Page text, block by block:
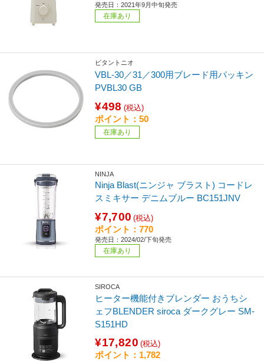
発売日：2021年9月中旬発売
在庫あり
ビタントニオ
VBL-30／31／300用ブレード用パッキン
PVBL30 GB
¥498 (税込)
ポイント：50
在庫あり
NINJA
Ninja Blast(ニンジャ ブラスト) コードレ
スミキサー デニムブルー BC151JNV
¥7,700 (税込)
ポイント：770
発売日：2024/02/下旬発売
在庫あり
SIROCA
ヒーター機能付きブレンダー おうちシ
ェフBLENDER siroca ダークグレー SM-
S151HD
¥17,820 (税込)
ポイント：1,782